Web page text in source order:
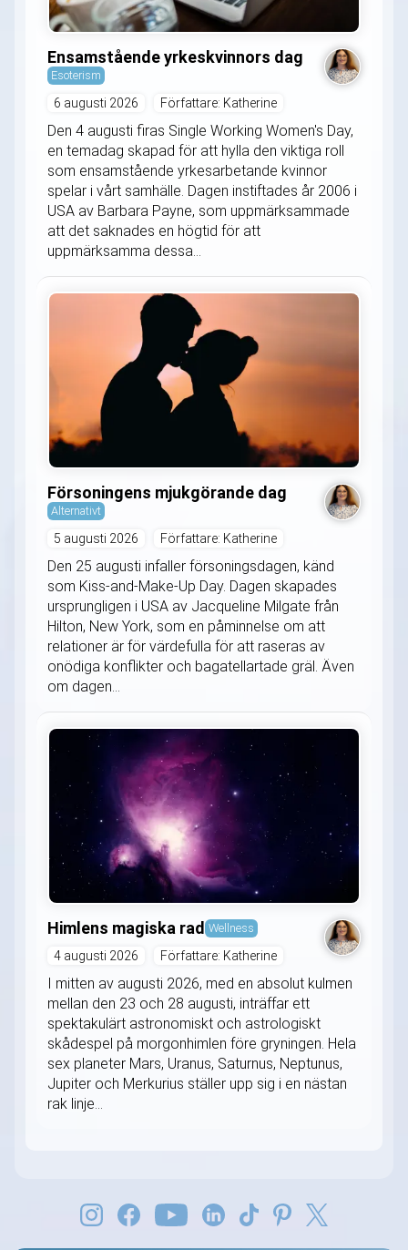
Ensamstående yrkeskvinnors dag
Esoterism
6 augusti 2026 Författare: Katherine
Den 4 augusti firas Single Working Women's Day,
en temadag skapad för att hylla den viktiga roll
som ensamstående yrkesarbetande kvinnor
spelar i vårt samhälle. Dagen instiftades år 2006 i
USA av Barbara Payne, som uppmärksammade
att det saknades en högtid för att
uppmärksamma dessa...
Försoningens mjukgörande dag
Alternativt
5 augusti 2026 Författare: Katherine
Den 25 augusti infaller försoningsdagen, känd
som Kiss-and-Make-Up Day. Dagen skapades
ursprungligen i USA av Jacqueline Milgate från
Hilton, New York, som en påminnelse om att
relationer är för värdefulla för att raseras av
onödiga konflikter och bagatellartade gräl. Även
om dagen...
Himlens magiska rad Wellness
4 augusti 2026 Författare: Katherine
I mitten av augusti 2026, med en absolut kulmen
mellan den 23 och 28 augusti, inträffar ett
spektakulärt astronomiskt och astrologiskt
skådespel på morgonhimlen före gryningen. Hela
sex planeter Mars, Uranus, Saturnus, Neptunus,
Jupiter och Merkurius ställer upp sig i en nästan
rak linje...